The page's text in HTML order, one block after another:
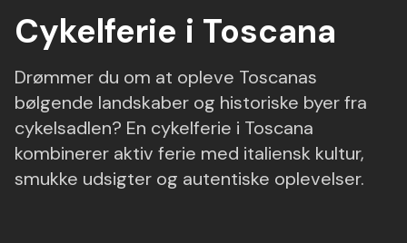
Cykelferie i Toscana
Drømmer du om at opleve Toscanas
bølgende landskaber og historiske byer fra
cykelsadlen? En cykelferie i Toscana
kombinerer aktiv ferie med italiensk kultur,
smukke udsigter og autentiske oplevelser.